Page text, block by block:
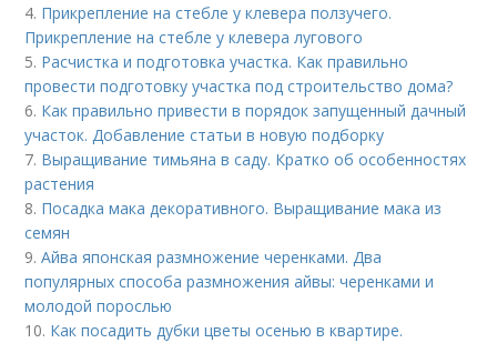
4. Прикрепление на стебле у клевера ползучего.
Прикрепление на стебле у клевера лугового
5. Расчистка и подготовка участка. Как правильно
провести подготовку участка под строительство дома?
6. Как правильно привести в порядок запущенный дачный
участок. Добавление статьи в новую подборку
7. Выращивание тимьяна в саду. Кратко об особенностях
растения
8. Посадка мака декоративного. Выращивание мака из
семян
9.Айва японская размножение черенками. Два
популярных способа размножения айвы: черенками и
молодой порослью
10. Как посадить дубки цветы осенью в квартире.